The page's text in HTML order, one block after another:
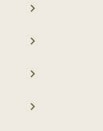
navigate_next
navigate_next
navigate_next
navigate_next